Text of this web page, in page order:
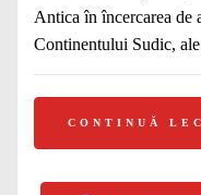
Antica în încercarea de
Continentului Sudic, ale
CONTINUĂ